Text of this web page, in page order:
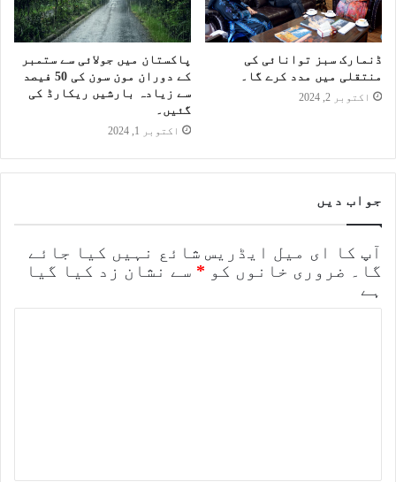
ڈنمارک سبز توانائی کی
منتقلی میں مدد کرے گا۔
اکتوبر 2, 2024
پاکستان میں جولائی سے ستمبر
کے دوران مون سون کی 50 فیصد
سے زیادہ بارشیں ریکارڈ کی
گئیں۔
اکتوبر 1, 2024
جواب دیں
آپ کا ای میل ایڈریس شائع نہیں کیا جائے
گا۔
ضروری خانوں کو * سے نشان زد کیا گیا
ہے